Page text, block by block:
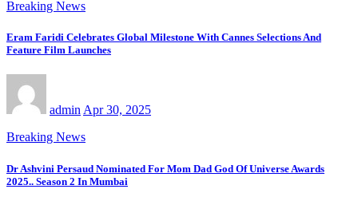
Breaking News
Eram Faridi Celebrates Global Milestone With Cannes Selections And
Feature Film Launches
admin Apr 30, 2025
Breaking News
Dr Ashvini Persaud Nominated For Mom Dad God Of Universe Awards
2025.. Season 2 In Mumbai